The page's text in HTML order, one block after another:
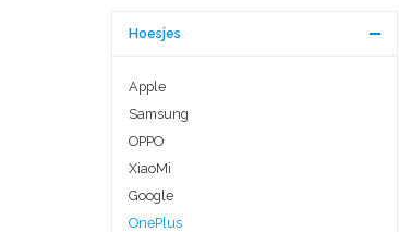
Hoesjes
Apple
Samsung
OPPO
XiaoMi
Google
OnePlus